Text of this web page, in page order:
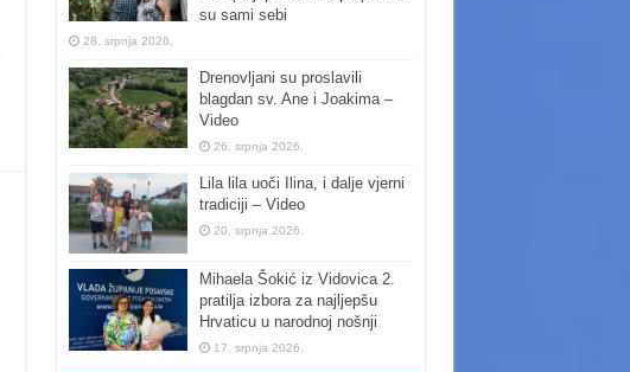
su sami sebi
28. srpnja 2026.
Drenovljani su proslavili
blagdan sv. Ane i Joakima –
Video
26. srpnja 2026.
Lila lila uoči Ilina, i dalje vjerni
tradiciji – Video
20. srpnja 2026.
Mihaela Šokić iz Vidovica 2.
pratilja izbora za najljepšu
Hrvaticu u narodnoj nošnji
17. srpnja 2026.